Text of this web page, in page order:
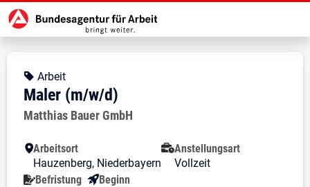
Zur Jobsuche Startseite
Stellendetails zu: Maler (m/w/d)
Maler (m/w/d)
Maler (m/w/d)
Kopfbereich
Angebotsart:
Arbeit
Maler (m/w/d)
Arbeitgeber:
Matthias Bauer GmbH
Besondere Merkmale
Arbeitsort
Hauzenberg, Niederbayern
Anstellungsart
Vollzeit
Befristung
Beginn